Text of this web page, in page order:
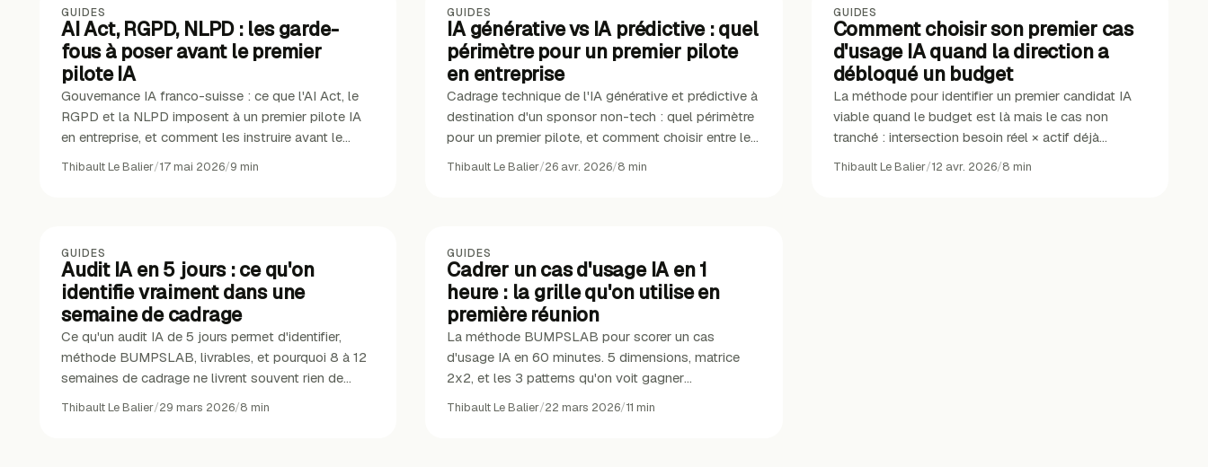
GUIDES
AI Act, RGPD, NLPD : les garde-
fous à poser avant le premier
pilote IA
Gouvernance IA franco-suisse : ce que l'AI Act, le
RGPD et la NLPD imposent à un premier pilote IA
en entreprise, et comment les instruire avant le
Thibault Le Balier/17 mai 2026/9 min
GUIDES
IA générative vs IA prédictive : quel
périmètre pour un premier pilote
en entreprise
Cadrage technique de l'IA générative et prédictive à
destination d'un sponsor non-tech : quel périmètre
pour un premier pilote, et comment choisir entre les
Thibault Le Balier/26 avr. 2026/8 min
GUIDES
Comment choisir son premier cas
d'usage IA quand la direction a
débloqué un budget
La méthode pour identifier un premier candidat IA
viable quand le budget est là mais le cas non
tranché : intersection besoin réel × actif déjà
Thibault Le Balier/12 avr. 2026/8 min
GUIDES
Audit IA en 5 jours : ce qu'on
identifie vraiment dans une
semaine de cadrage
Ce qu'un audit IA de 5 jours permet d'identifier,
méthode BUMPSLAB, livrables, et pourquoi 8 à 12
semaines de cadrage ne livrent souvent rien de
Thibault Le Balier/29 mars 2026/8 min
GUIDES
Cadrer un cas d'usage IA en 1
heure : la grille qu'on utilise en
première réunion
La méthode BUMPSLAB pour scorer un cas
d'usage IA en 60 minutes. 5 dimensions, matrice
2x2, et les 3 patterns qu'on voit gagner
systématiquement.
Thibault Le Balier/22 mars 2026/11 min